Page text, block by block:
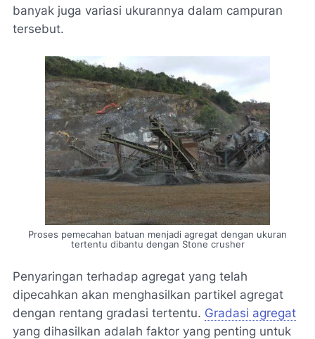
banyak juga variasi ukurannya dalam campuran
tersebut.
Proses pemecahan batuan menjadi agregat dengan ukuran
tertentu dibantu dengan Stone crusher
Penyaringan terhadap agregat yang telah
dipecahkan akan menghasilkan partikel agregat
dengan rentang gradasi tertentu. Gradasi agregat
yang dihasilkan adalah faktor yang penting untuk